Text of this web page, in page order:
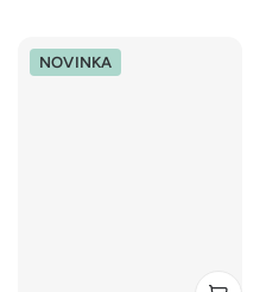
NOVINKA